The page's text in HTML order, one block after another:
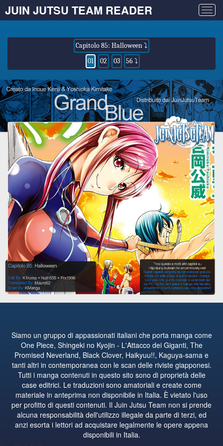
JUIN JUTSU TEAM READER
Capitolo 85: Halloween ⤵
01
02 03 56 ⤵
Siamo un gruppo di appassionati italiani che porta manga come
One Piece, Shingeki no Kyojin - L'Attacco dei Giganti, The
Promised Neverland, Black Clover, Haikyuu!!, Kaguya-sama e
tanti altri in contemporanea con le scan delle riviste giapponesi.
Tutti i manga contenuti in questo sito sono di proprietà delle
case editrici. Le traduzioni sono amatoriali e create come
materiale in anteprima non disponibile in Italia. È vietato l'uso
per profitto di questi contenuti. Il Juin Jutsu Team non si prende
alcuna responsabilità dell'utilizzo illegale da parte di terzi, ed
anzi esorta i lettori ad acquistare legalmente le opere appena
disponibili in Italia.